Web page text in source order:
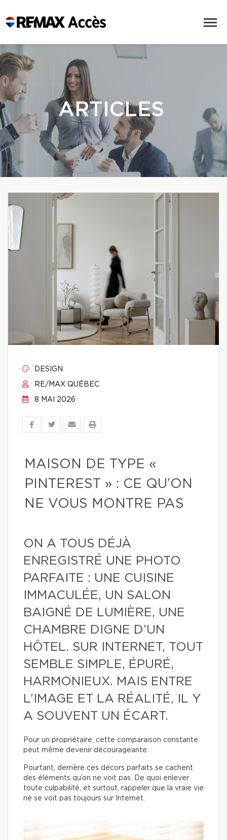
ARTICLES
DESIGN
RE/MAX QUÉBEC
8 MAI 2026
MAISON DE TYPE «
PINTEREST » : CE QU’ON
NE VOUS MONTRE PAS
ON A TOUS DÉJÀ
ENREGISTRÉ UNE PHOTO
PARFAITE : UNE CUISINE
IMMACULÉE, UN SALON
BAIGNÉ DE LUMIÈRE, UNE
CHAMBRE DIGNE D’UN
HÔTEL. SUR INTERNET, TOUT
SEMBLE SIMPLE, ÉPURÉ,
HARMONIEUX. MAIS ENTRE
L’IMAGE ET LA RÉALITÉ, IL Y
A SOUVENT UN ÉCART.
Pour un propriétaire, cette comparaison constante
peut même devenir décourageante.
Pourtant, derrière ces décors parfaits se cachent
des éléments qu’on ne voit pas. De quoi enlever
toute culpabilité, et surtout, rappeler que la vraie vie
ne se voit pas toujours sur Internet.